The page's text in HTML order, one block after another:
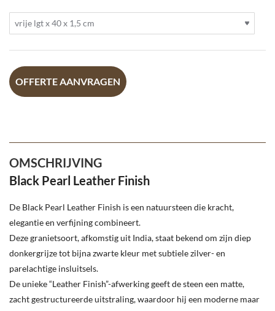
OFFERTE AANVRAGEN
OMSCHRIJVING
Black Pearl Leather Finish
De Black Pearl Leather Finish is een natuursteen die kracht,
elegantie en verfijning combineert.
Deze granietsoort, afkomstig uit India, staat bekend om zijn diep
donkergrijze tot bijna zwarte kleur met subtiele zilver- en
parelachtige insluitsels.
De unieke “Leather Finish”-afwerking geeft de steen een matte,
zacht gestructureerde uitstraling, waardoor hij een moderne maar